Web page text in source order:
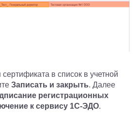
в список в учетной
Записать и закрыть. Далее
регистрационных
к сервису 1С-ЭДО.